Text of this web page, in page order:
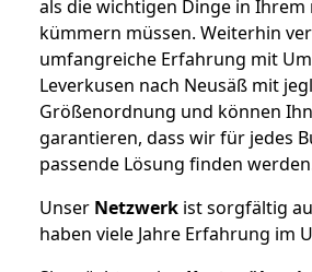
als die wichtigen Dinge in Ihrem
kümmern müssen. Weiterhin
umfangreiche Erfahrung mit
Leverkusen nach Neusäß mit
Größenordnung und können
garantieren, dass wir für jedes
passende Lösung finden
Unser Netzwerk ist sorgfältig
haben viele Jahre Erfahrung im